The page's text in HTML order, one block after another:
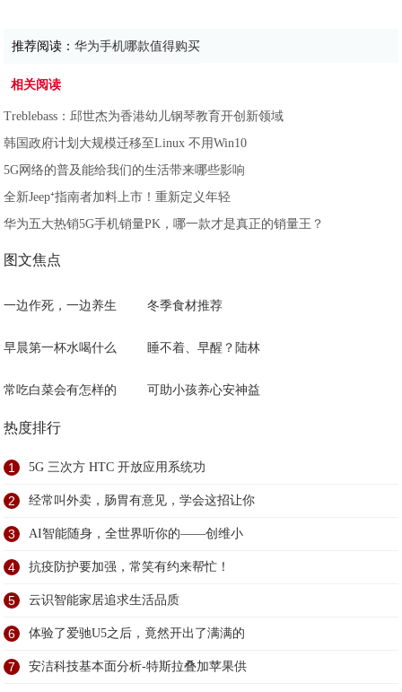
推荐阅读：华为手机哪款值得购买
相关阅读
Treblebass：邱世杰为香港幼儿钢琴教育开创新领域
韩国政府计划大规模迁移至Linux 不用Win10
5G网络的普及能给我们的生活带来哪些影响
全新Jeep⁺指南者加料上市！重新定义年轻
华为五大热销5G手机销量PK，哪一款才是真正的销量王？
图文焦点
一边作死，一边养生 冬季食材推荐
早晨第一杯水喝什么 睡不着、早醒？陆林
常吃白菜会有怎样的 可助小孩养心安神益
热度排行
1 5G 三次方 HTC 开放应用系统功
2 经常叫外卖，肠胃有意见，学会这招让你
3 AI智能随身，全世界听你的——创维小
4 抗疫防护要加强，常笑有约来帮忙！
5 云识智能家居追求生活品质
6 体验了爱驰U5之后，竟然开出了满满的
7 安洁科技基本面分析-特斯拉叠加苹果供